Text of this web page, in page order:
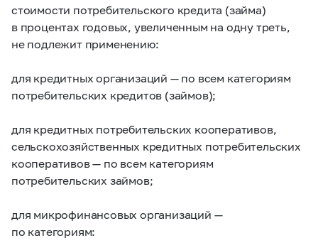
стоимости потребительского кредита (займа)
в процентах годовых, увеличенным на одну треть,
не подлежит применению:
для кредитных организаций — по всем категориям
потребительских кредитов (займов);
для кредитных потребительских кооперативов,
сельскохозяйственных кредитных потребительских
кооперативов — по всем категориям
потребительских займов;
для микрофинансовых организаций —
по категориям: